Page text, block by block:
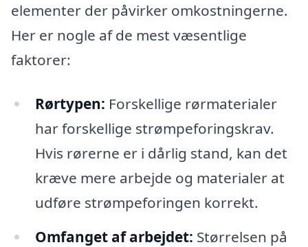
elementer der påvirker omkostningerne.
Her er nogle af de mest væsentlige
faktorer:
Rørtypen: Forskellige rørmaterialer
har forskellige strømpeforingskrav.
Hvis rørerne er i dårlig stand, kan det
kræve mere arbejde og materialer at
udføre strømpeforingen korrekt.
Omfanget af arbejdet: Størrelsen på